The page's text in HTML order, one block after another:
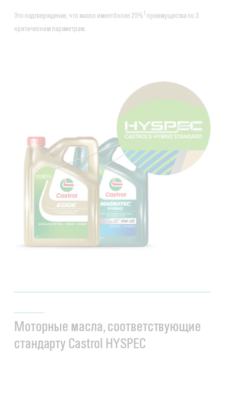
Это подтверждение, что масло имеет более 25%1 преимущества по 3
критическим параметрам.
Моторные масла, соответствующие
стандарту Castrol HYSPEC